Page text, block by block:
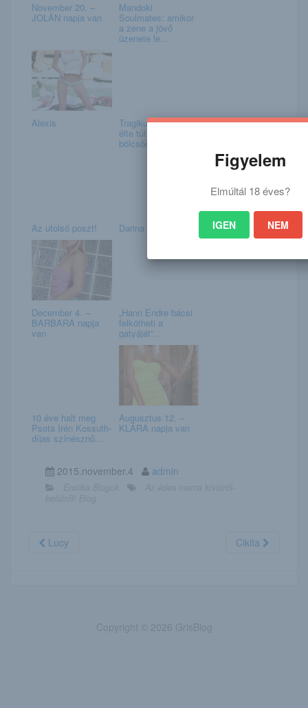
November 20. –
JOLÁN napja van
Mandoki
Soulmates: amikor
a zene a jövő
üzenete le...
Alexis Tragikus vég: nem
élte túl az első
bölcsődei napjá...
Az utolsó poszt! Darina L
December 4. –
BARBARA napja
van
„Hann Endre bácsi
felkötheti a
gatyáját”...
10 éve halt meg
Psota Irén Kossuth-
díjas színésznő...
Augusztus 12. –
KLÁRA napja van
2015.november.4 admin
Lucy Cikita
Figyelem
Elmúltál 18 éves?
IGEN NEM